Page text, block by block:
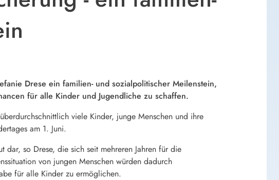
Drese ein familien- und sozialpolitischer Meilenstein,
für alle Kinder und Jugendliche zu schaffen.
viele Kinder, junge Menschen und ihre
am 1. Juni.
dar, so Drese, die sich seit mehreren Jahren für die
von jungen Menschen würden dadurch
für alle Kinder zu ermöglichen.